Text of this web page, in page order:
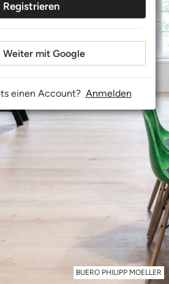
BUERO PHILIPP MOELLER
Registrieren
Weiter mit Google
einen Account? Anmelden